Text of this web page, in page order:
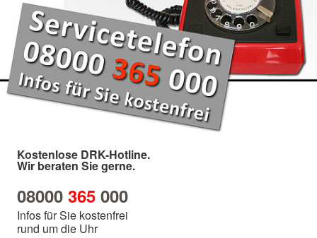
Kostenlose DRK-Hotline.
Wir beraten Sie gerne.
08000 365 000
Infos für Sie kostenfrei
rund um die Uhr